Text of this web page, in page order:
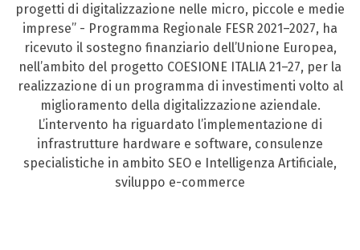
progetti di digitalizzazione nelle micro, piccole e medie
imprese” - Programma Regionale FESR 2021–2027, ha
ricevuto il sostegno finanziario dell’Unione Europea,
nell’ambito del progetto COESIONE ITALIA 21–27, per la
realizzazione di un programma di investimenti volto al
miglioramento della digitalizzazione aziendale.
L’intervento ha riguardato l’implementazione di
infrastrutture hardware e software, consulenze
specialistiche in ambito SEO e Intelligenza Artificiale,
sviluppo e-commerce